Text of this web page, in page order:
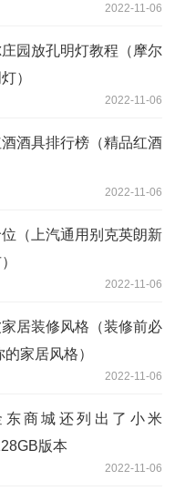
2022-11-06
园放孔明灯教程（摩尔
）
2022-11-06
酒具排行榜（精品红酒
2022-11-06
（上汽通用别克英朗新
2022-11-06
居装修风格（装修前必
家居风格）
2022-11-06
商城还列出了小米
版本
2022-11-06